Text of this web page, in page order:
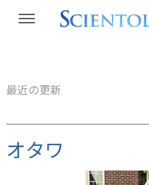
最近の更新
オタワ